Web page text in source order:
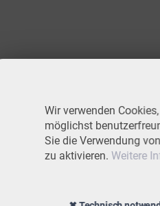
Wir verwenden
möglichst
Sie die Verwendung
zu aktivieren.Weitere